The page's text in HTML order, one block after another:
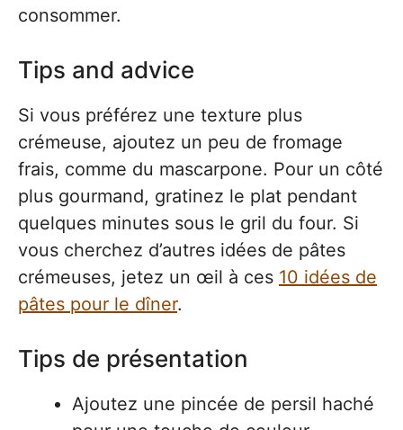
consommer.
Tips and advice
Si vous préférez une texture plus
crémeuse, ajoutez un peu de fromage
frais, comme du mascarpone. Pour un côté
plus gourmand, gratinez le plat pendant
quelques minutes sous le gril du four. Si
vous cherchez d’autres idées de pâtes
crémeuses, jetez un œil à ces 10 idées de
pâtes pour le dîner.
Tips de présentation
Ajoutez une pincée de persil haché